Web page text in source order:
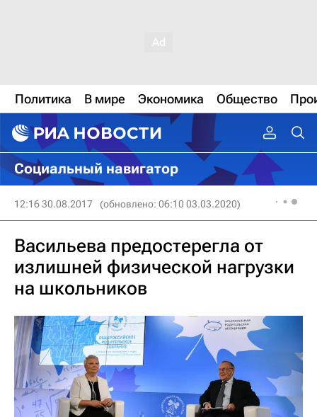
Политика В мире Экономика Общество
Социальный навигатор
12:16 30.08.2017 (обновлено: 06:10 03.03.2020)
Васильева предостерегла от
излишней физической нагрузки
на школьников